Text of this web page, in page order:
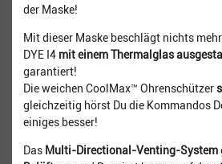
der Maske!
Mit dieser Maske beschlägt nichts
DYE I4 mit einem Thermalglas
garantiert!
Die weichen CoolMax™​ Ohrenschützer
gleichzeitig hörst Du die Kommandos
einiges besser!
Das Multi-Directional-Venting-System